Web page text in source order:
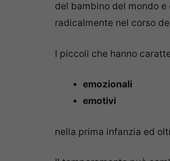
del bambino del mondo
radicalmente nel corso
I piccoli che hanno
emozionali
emotivi
nella prima infanzia ed